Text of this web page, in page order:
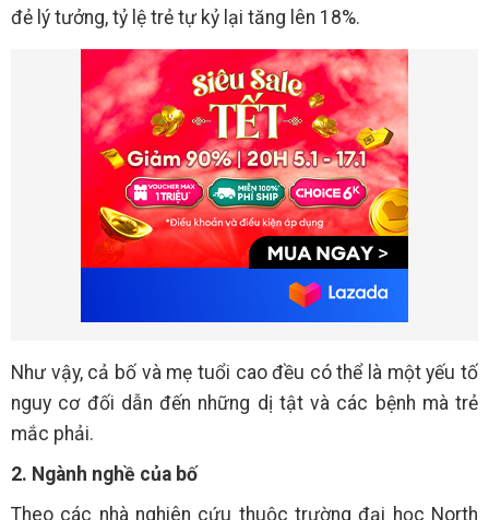
đẻ lý tưởng, tỷ lệ trẻ tự kỷ lại tăng lên 18%.
Như vậy, cả bố và mẹ tuổi cao đều có thể là một yếu tố
nguy cơ đối dẫn đến những dị tật và các bệnh mà trẻ
mắc phải.
2. Ngành nghề của bố
Theo các nhà nghiên cứu thuộc trường đại học North